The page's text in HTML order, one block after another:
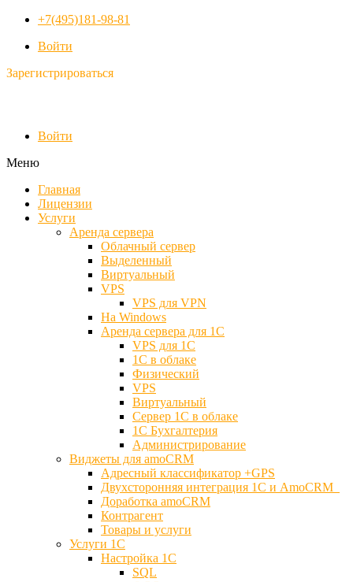
+7(495)181-98-81
Войти
Зарегистрироваться
Войти
Меню
Главная
Лицензии
Услуги
Аренда сервера
Облачный сервер
Выделенный
Виртуальный
VPS
VPS для VPN
На Windows
Аренда сервера для 1С
VPS для 1С
1С в облаке
Физический
VPS
Виртуальный
Сервер 1С в облаке
1С Бухгалтерия
Администрирование
Виджеты для amoCRM
Адресный классификатор +GPS
Двухсторонняя интеграция 1С и AmoCRM
Доработка amoCRM
Контрагент
Товары и услуги
Услуги 1С
Настройка 1С
SQL